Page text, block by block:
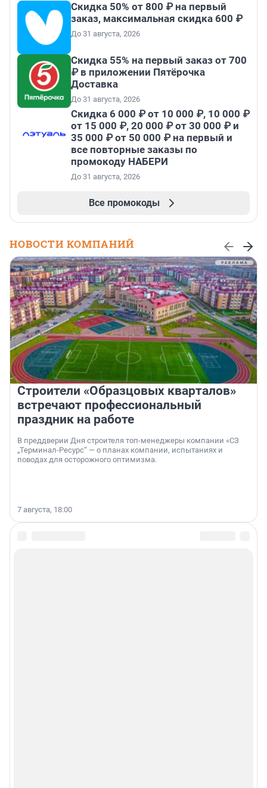
Скидка 50% от 800 ₽ на первый
заказ, максимальная скидка 600 ₽
До 31 августа, 2026
Скидка 55% на первый заказ от 700
₽ в приложении Пятёрочка
Доставка
До 31 августа, 2026
Скидка 6 000 ₽ от 10 000 ₽, 10 000 ₽
от 15 000 ₽, 20 000 ₽ от 30 000 ₽ и
35 000 ₽ от 50 000 ₽ на первый и
все повторные заказы по
промокоду НАБЕРИ
До 31 августа, 2026
Все промокоды
НОВОСТИ КОМПАНИЙ
Строители «Образцовых кварталов»
встречают профессиональный
праздник на работе
В преддверии Дня строителя топ-менеджеры компании «СЗ
„Терминал-Ресурс“ — о планах компании, испытаниях и
поводах для осторожного оптимизма.
7 августа, 18:00